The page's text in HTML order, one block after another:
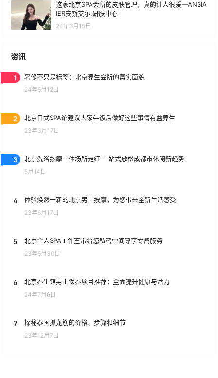
这家北京SPA会所的皮肤管理，真的让人很爱—ANSIA
IER安斯艾尔.研肤中心
24年3月15日
资讯
1 奢侈不只是标签：北京养生会所的真实面貌
24年5月12日
2 北京日式SPA馆建议大家午饭后做好这些事情有益养生
23年3月17日
3 北京洗浴按摩一体场所走红 一站式放松成都市休闲新趋势
5月14日
4 体验焕然一新的北京男士按摩，为您带来全新生活感受
23年8月17日
5 北京个人SPA工作室带给您私密空间尊享专属服务
23年5月30日
6 北京养生馆男士保养项目推荐：全面提升健康与活力
24年7月6日
7 探秘泰国抓龙筋的价格、步骤和细节
23年12月7日